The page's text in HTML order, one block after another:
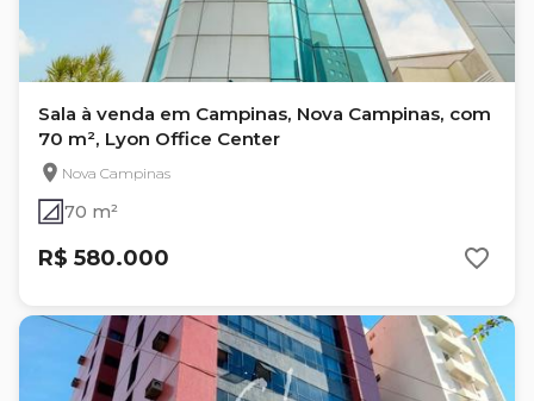
Sala à venda em Campinas, Nova Campinas, com
70 m², Lyon Office Center
Nova Campinas
70 m²
R$ 580.000